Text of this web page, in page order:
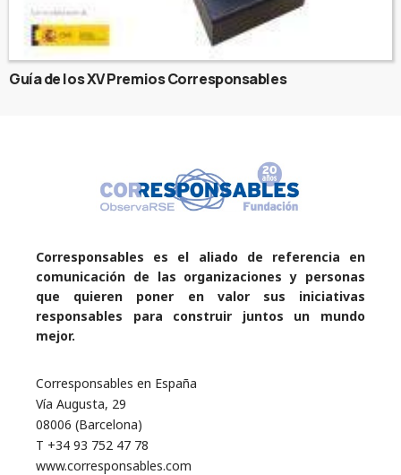
Guía de los XV Premios Corresponsables
Corresponsables es el aliado de referencia en
comunicación de las organizaciones y personas
que quieren poner en valor sus iniciativas
responsables para construir juntos un mundo
mejor.
Corresponsables en España
Vía Augusta, 29
08006 (Barcelona)
T +34 93 752 47 78
www.corresponsables.com